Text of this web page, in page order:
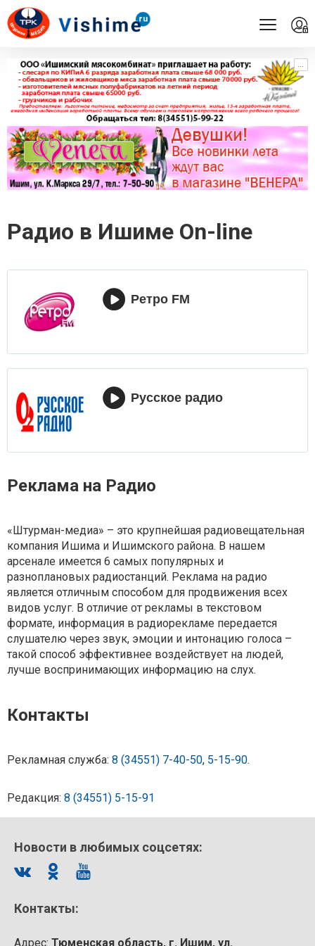
...
...
Радио в Ишиме On-line
Ретро FM
Русское радио
Реклама на Радио
«Штурман-медиа» – это крупнейшая радиовещательная
компания Ишима и Ишимского района. В нашем
арсенале имеется 6 самых популярных и
разноплановых радиостанций. Реклама на радио
является отличным способом для продвижения всех
видов услуг. В отличие от рекламы в текстовом
формате, информация в радиорекламе передается
слушателю через звук, эмоции и интонацию голоса –
такой способ эффективнее воздействует на людей,
лучше воспринимающих информацию на слух.
Контакты
Рекламная служба: 8 (34551) 7-40-50, 5-15-90.
Редакция: 8 (34551) 5-15-91
Новости в любимых соцсетях:
Контакты:
Адрес: Тюменская область, г. Ишим, ул.